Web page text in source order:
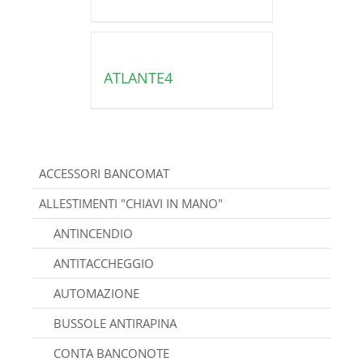
ATLANTE4
ACCESSORI BANCOMAT
ALLESTIMENTI "CHIAVI IN MANO"
ANTINCENDIO
ANTITACCHEGGIO
AUTOMAZIONE
BUSSOLE ANTIRAPINA
CONTA BANCONOTE